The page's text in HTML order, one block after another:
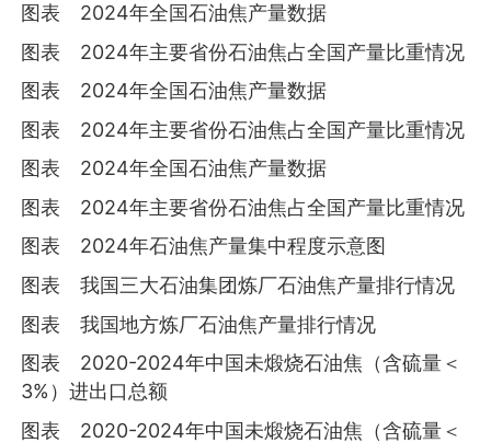
图表 2024年全国石油焦产量数据
图表 2024年主要省份石油焦占全国产量比重情况
图表 2024年全国石油焦产量数据
图表 2024年主要省份石油焦占全国产量比重情况
图表 2024年全国石油焦产量数据
图表 2024年主要省份石油焦占全国产量比重情况
图表 2024年石油焦产量集中程度示意图
图表 我国三大石油集团炼厂石油焦产量排行情况
图表 我国地方炼厂石油焦产量排行情况
图表 2020-2024年中国未煅烧石油焦（含硫量＜
3%）进出口总额
图表 2020-2024年中国未煅烧石油焦（含硫量＜